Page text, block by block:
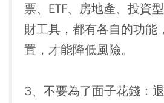
票、ETF、房地產、投資
財工具，都有各自的功能
置，才能降低風險。
3、不要為了面子花錢：